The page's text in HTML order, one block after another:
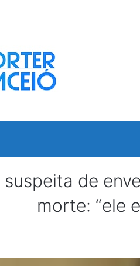
suspeita de
morte: “ele